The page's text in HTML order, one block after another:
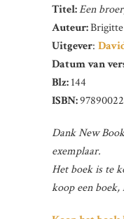
Titel:Een
Auteur:
Uitgever:
Datum van
Blz:144
ISBN:
Dank New
exemplaar.
Het boek is te
koop een